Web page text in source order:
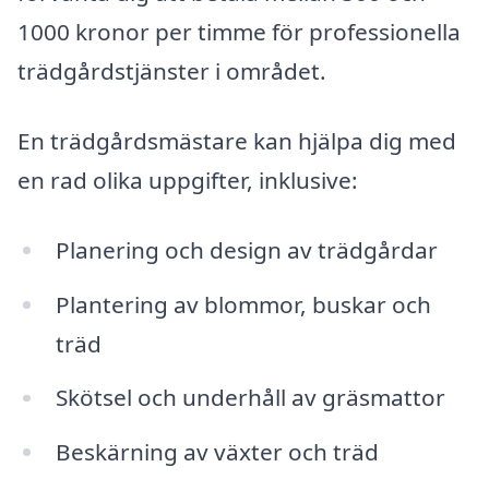
1000 kronor per timme för professionella
trädgårdstjänster i området.
En trädgårdsmästare kan hjälpa dig med
en rad olika uppgifter, inklusive:
Planering och design av trädgårdar
Plantering av blommor, buskar och
träd
Skötsel och underhåll av gräsmattor
Beskärning av växter och träd